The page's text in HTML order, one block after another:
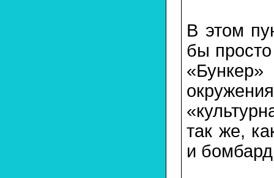
В этом
бы
так же,
и